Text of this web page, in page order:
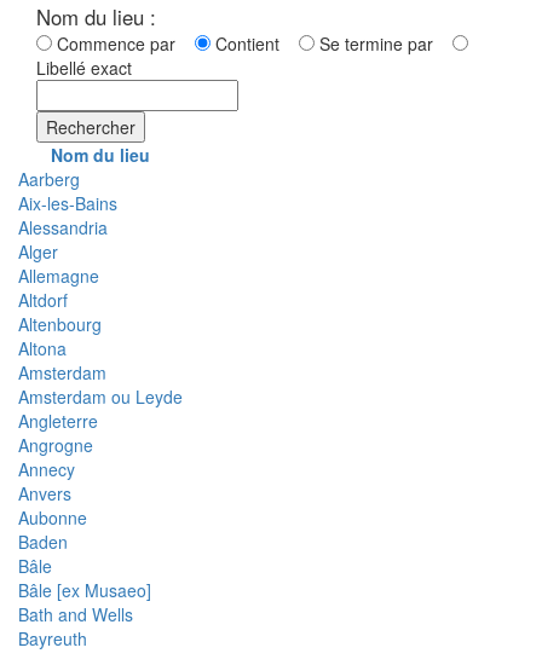
Nom du lieu :
Commence par Contient
Se termine par
Libellé exact
Rechercher
Nom du lieu
Aarberg
Aix-les-Bains
Alessandria
Alger
Allemagne
Altdorf
Altenbourg
Altona
Amsterdam
Amsterdam ou Leyde
Angleterre
Angrogne
Annecy
Anvers
Aubonne
Baden
Bâle
Bâle [ex Musaeo]
Bath and Wells
Bayreuth